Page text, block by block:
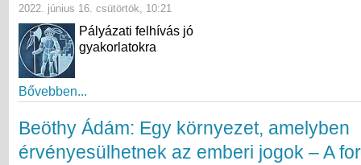
2022. június 16. csütörtök, 10:21
Pályázati felhívás jó
gyakorlatokra
Bővebben...
Beöthy Ádám: Egy környezet, amelyben
érvényesülhetnek az emberi jogok – A